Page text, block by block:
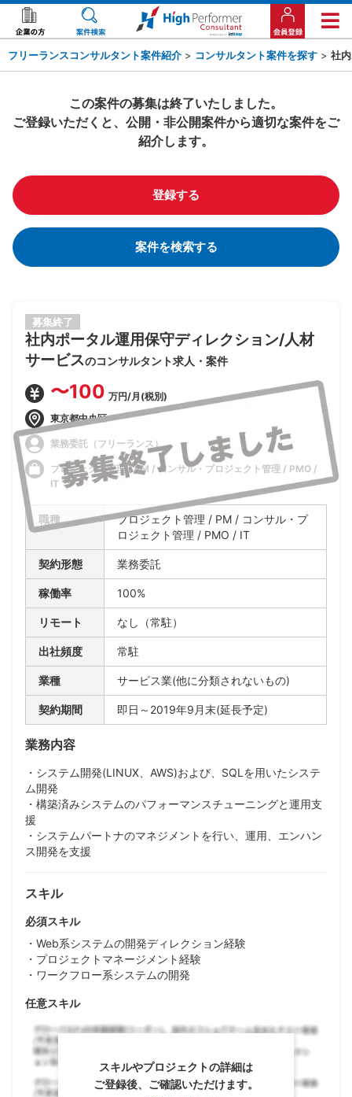
フリーランスコンサルタント案件紹介 > コンサルタント案件を探す > 社
この案件の募集は終了いたしました。
ご登録いただくと、公開・非公開案件から適切な案件をご
紹介します。
登録する
案件を検索する
募集終了
社内ポータル運用保守ディレクション/人材
サービスのコンサルタント求人・案件
〜100 万円/月(税別)
東京都中央区
業務委託（フリーランス）
プロジェクト管理 / PM / コンサル・プロジェクト管理 / PMO /
IT
職種
プロジェクト管理 / PM / コンサル・プ
ロジェクト管理 / PMO / IT
契約形態 業務委託
稼働率 100%
リモート なし（常駐）
出社頻度 常駐
業種 サービス業(他に分類されないもの)
契約期間 即日～2019年9月末(延長予定)
業務内容
・システム開発(LINUX、AWS)および、SQLを用いたシステ
ム開発
・構築済みシステムのパフォーマンスチューニングと運用支
援
・システムパートナのマネジメントを行い、運用、エンハン
ス開発を支援
スキル
必須スキル
・Web系システムの開発ディレクション経験
・プロジェクトマネージメント経験
・ワークフロー系システムの開発
任意スキル
スキルやプロジェクトの詳細は
ご登録後、ご確認いただけます。